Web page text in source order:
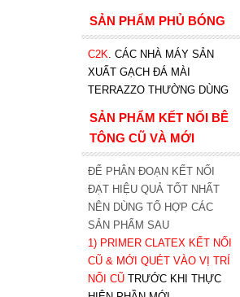
SẢN PHẨM PHỦ BÓNG
C2K. CÁC NHÀ MÁY SẢN
XUẤT GẠCH ĐÁ MÀI
TERRAZZO THƯỜNG DÙNG
SẢN PHẨM KẾT NỐI BÊ
TÔNG CŨ VÀ MỚI
ĐỂ PHÂN ĐOẠN KẾT NỐI
ĐẠT HIỆU QUẢ TỐT NHẤT
NÊN DÙNG TỔ HỢP CÁC
SẢN PHẨM SAU
1) PRIMER CLATEX KẾT NỐI
CŨ & MỚI QUÉT VÀO VỊ TRÍ
NỐI CŨ TRƯỚC KHI THỰC